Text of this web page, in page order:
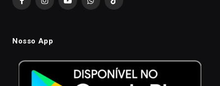
FacebookInstagramYouTubeWhatsAppTikTok
Nosso App